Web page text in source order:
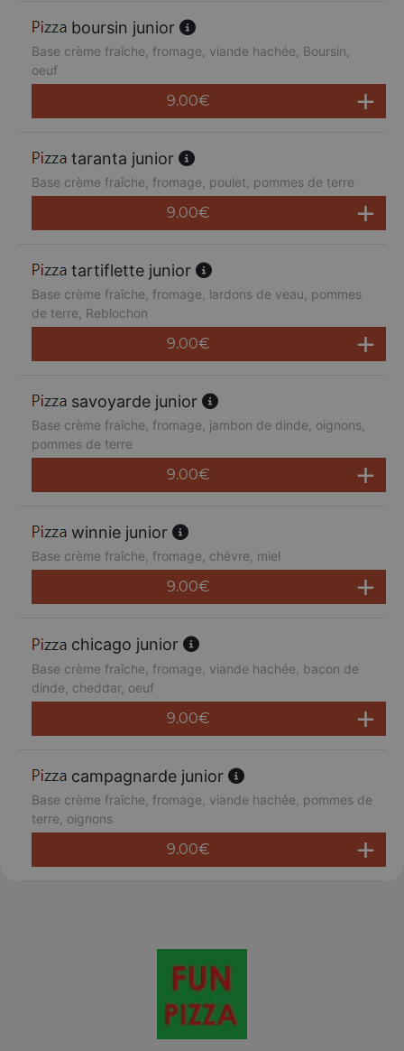
boursin junior
Base crème fraîche, fromage, viande hachée, Boursin,
oeuf
9.00€
taranta junior
Base crème fraîche, fromage, poulet, pommes de terre
9.00€
tartiflette junior
Base crème fraîche, fromage, lardons de veau, pommes
de terre, Reblochon
9.00€
savoyarde junior
Base crème fraîche, fromage, jambon de dinde, oignons,
pommes de terre
9.00€
winnie junior
Base crème fraîche, fromage, chèvre, miel
9.00€
chicago junior
Base crème fraîche, fromage, viande hachée, bacon de
dinde, cheddar, oeuf
9.00€
campagnarde junior
Base crème fraîche, fromage, viande hachée, pommes de
terre, oignons
9.00€